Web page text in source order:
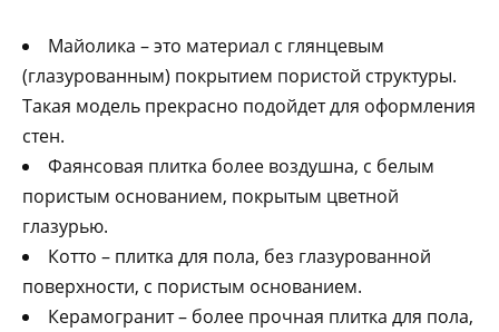
Майолика – это материал с глянцевым
(глазурованным) покрытием пористой структуры.
Такая модель прекрасно подойдет для оформления
стен.
Фаянсовая плитка более воздушна, с белым
пористым основанием, покрытым цветной
глазурью.
Котто – плитка для пола, без глазурованной
поверхности, с пористым основанием.
Керамогранит – более прочная плитка для пола,